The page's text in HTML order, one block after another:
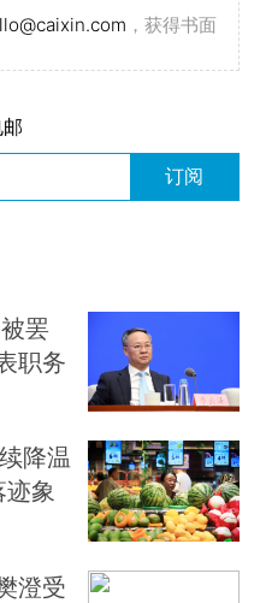
，获得书面
订阅
罢
职务
降温
迹象
澄受